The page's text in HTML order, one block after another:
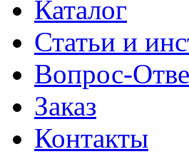
Каталог
Статьи и
Вопрос-
Заказ
Контакты